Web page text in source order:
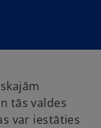
tās valdes
var iestāties